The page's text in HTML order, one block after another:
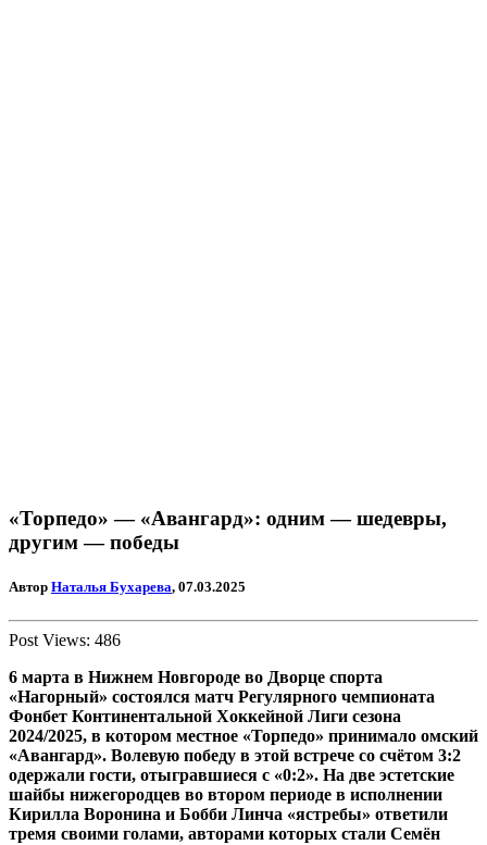
«Торпедо» — «Авангард»: одним — шедевры,
другим — победы
Автор Наталья Бухарева, 07.03.2025
Post Views: 486
6 марта в Нижнем Новгороде во Дворце спорта
«Нагорный» состоялся матч Регулярного чемпионата
Фонбет Континентальной Хоккейной Лиги сезона
2024/2025, в котором местное «Торпедо» принимало омский
«Авангард». Волевую победу в этой встрече со счётом 3:2
одержали гости, отыгравшиеся с «0:2». На две эстетские
шайбы нижегородцев во втором периоде в исполнении
Кирилла Воронина и Бобби Линча «ястребы» ответили
тремя своими голами, авторами которых стали Семён